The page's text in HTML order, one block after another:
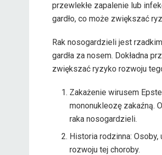
przewlekłe zapalenie lub
gardło, co może zwiększać
Rak nosogardzieli jest
gardła za nosem. Dokładna
zwiększać ryzyko rozwoju
Zakażenie wirusem
mononukleozę zakaźną.
raka nosogardzieli.
Historia rodzinna:
rozwoju tej choroby.